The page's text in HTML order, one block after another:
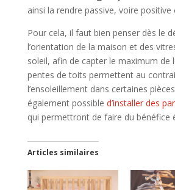
ainsi la rendre passive, voire positive
Pour cela, il faut bien penser dès le
l’orientation de la maison et des
soleil, afin de capter le maximum de
pentes de toits permettent au
l’ensoleillement dans certaines
également possible d’installer des
qui permettront de faire du bénéfice
Articles similaires